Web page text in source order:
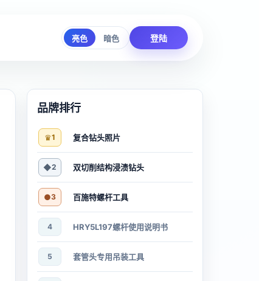
亮色 暗色 登陆
品牌排行
♛1 复合钻头照片
◆2 双切削结构浸渍钻头
●3 百施特螺杆工具
4 HRY5L197螺杆使用说明书
5 套管头专用吊装工具